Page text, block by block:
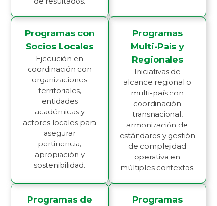
Programas con
Socios Locales
Ejecución en
coordinación con
organizaciones
territoriales,
entidades
académicas y
actores locales para
asegurar
pertinencia,
apropiación y
sostenibilidad.
Programas
Multi-País y
Regionales
Iniciativas de
alcance regional o
multi-país con
coordinación
transnacional,
armonización de
estándares y gestión
de complejidad
operativa en
múltiples contextos.
Programas de
Programas